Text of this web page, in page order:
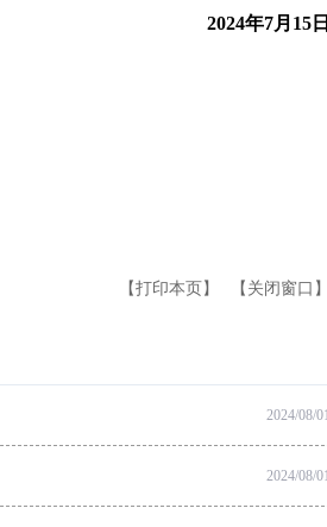
2024年7月15日
【打印本页】 【关闭窗口】
2024/08/
2024/08/